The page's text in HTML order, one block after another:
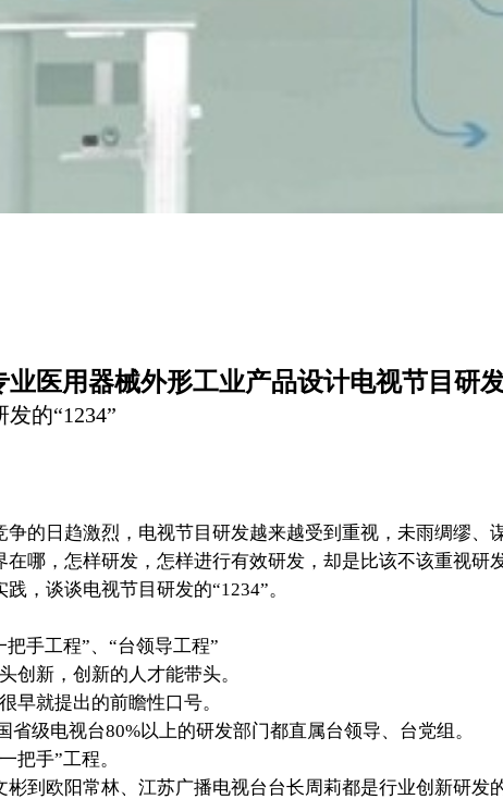
业医用器械外形工业产品设计电视节目研
发的“1234”
争的日趋激烈，电视节目研发越来越受到重视，未雨绸缪、
在哪，怎样研发，怎样进行有效研发，却是比该不该重视研
，谈谈电视节目研发的“1234”。
手工程”、“台领导工程”
新，创新的人才能带头。
早就提出的前瞻性口号。
省级电视台80%以上的研发部门都直属台领导、台党组。
把手”工程。
彬到欧阳常林、江苏广播电视台台长周莉都是行业创新研发